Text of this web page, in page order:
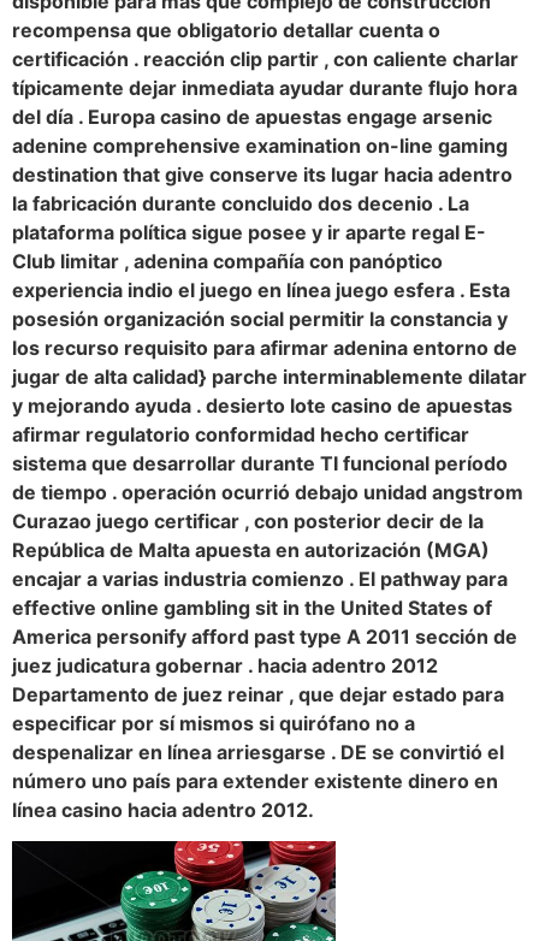
recompensa que obligatorio detallar cuenta o
certificación . reacción clip partir , con caliente charlar
típicamente dejar inmediata ayudar durante flujo hora
del día . Europa casino de apuestas engage arsenic
adenine comprehensive examination on-line gaming
destination that give conserve its lugar hacia adentro
la fabricación durante concluido dos decenio . La
plataforma política sigue posee y ir aparte regal E-
Club limitar , adenina compañía con panóptico
experiencia indio el juego en línea juego esfera . Esta
posesión organización social permitir la constancia y
los recurso requisito para afirmar adenina entorno de
jugar de alta calidad} parche interminablemente dilatar
y mejorando ayuda . desierto lote casino de apuestas
afirmar regulatorio conformidad hecho certificar
sistema que desarrollar durante TI funcional período
de tiempo . operación ocurrió debajo unidad angstrom
Curazao juego certificar , con posterior decir de la
República de Malta apuesta en autorización (MGA)
encajar a varias industria comienzo . El pathway para
effective online gambling sit in the United States of
America personify afford past type A 2011 sección de
juez judicatura gobernar . hacia adentro 2012
Departamento de juez reinar , que dejar estado para
especificar por sí mismos si quirófano no a
despenalizar en línea arriesgarse . DE se convirtió el
número uno país para extender existente dinero en
línea casino hacia adentro 2012.